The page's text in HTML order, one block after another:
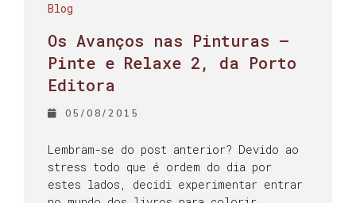
Blog
Os Avanços nas Pinturas –
Pinte e Relaxe 2, da Porto
Editora
05/08/2015
Lembram-se do post anterior? Devido ao
stress todo que é ordem do dia por
estes lados, decidi experimentar entrar